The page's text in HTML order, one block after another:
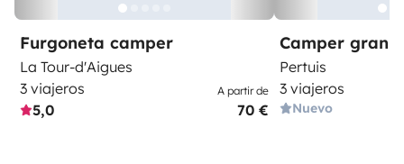
Furgoneta camper
La Tour-d'Aigues
3 viajeros
5,0
A partir de
70 €
Camper gran
Pertuis
3 viajeros
Nuevo